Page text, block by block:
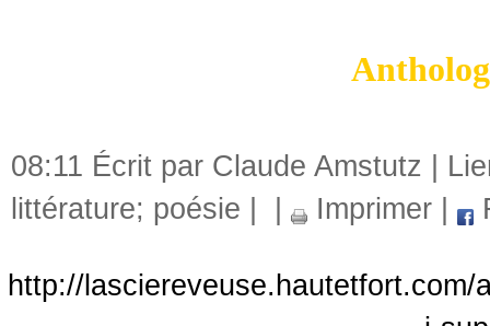
08:11 Écrit par Claude Amstutz |
littérature; poésie
Imprimer
http://